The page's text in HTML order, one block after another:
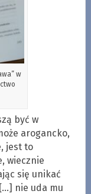
w
być w
arogancko,
jest to
wiecznie
się unikać
nie uda mu